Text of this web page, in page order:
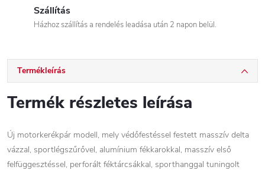
Szállítás
Házhoz szállítás a rendelés leadása után 2 napon belül.
Termékleírás
Termék részletes leírása
Új motorkerékpár modell, mely védőfestéssel festett masszív delta
vázzal, sportlégszűrővel, alumínium fékkarokkal, masszív első
felfüggesztéssel, perforált féktárcsákkal, sporthanggal tuningolt